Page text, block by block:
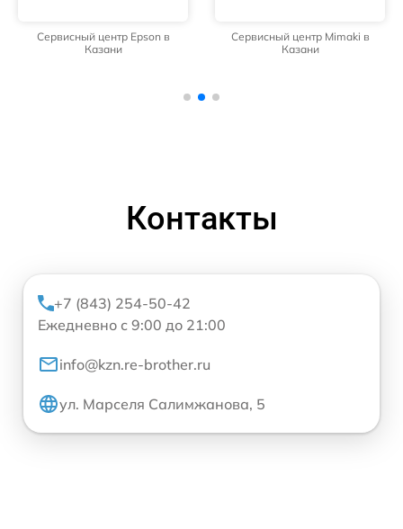
Сервисный центр Epson в
Казани
Сервисный центр Mimaki в
Казани
Контакты
+7 (843) 254-50-42
Ежедневно с 9:00 до 21:00
info@kzn.re-brother.ru
ул. Марселя Салимжанова, 5